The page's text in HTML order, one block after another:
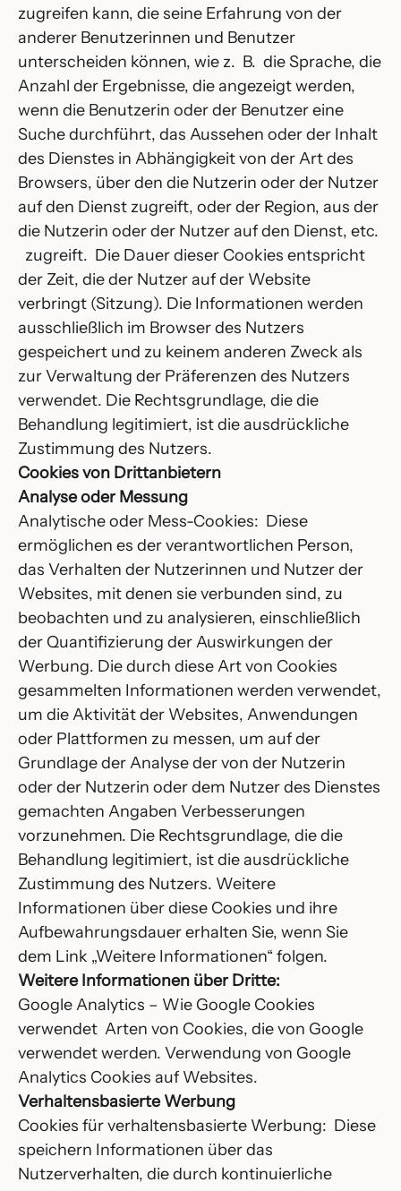
zugreifen kann, die seine Erfahrung von der
anderer Benutzerinnen und Benutzer
unterscheiden können, wie z. B. die Sprache, die
Anzahl der Ergebnisse, die angezeigt werden,
wenn die Benutzerin oder der Benutzer eine
Suche durchführt, das Aussehen oder der Inhalt
des Dienstes in Abhängigkeit von der Art des
Browsers, über den die Nutzerin oder der Nutzer
auf den Dienst zugreift, oder der Region, aus der
die Nutzerin oder der Nutzer auf den Dienst, etc.
zugreift. Die Dauer dieser Cookies entspricht
der Zeit, die der Nutzer auf der Website
verbringt (Sitzung). Die Informationen werden
ausschließlich im Browser des Nutzers
gespeichert und zu keinem anderen Zweck als
zur Verwaltung der Präferenzen des Nutzers
verwendet. Die Rechtsgrundlage, die die
Behandlung legitimiert, ist die ausdrückliche
Zustimmung des Nutzers.
Cookies von Drittanbietern
Analyse oder Messung
Analytische oder Mess-Cookies: Diese
ermöglichen es der verantwortlichen Person,
das Verhalten der Nutzerinnen und Nutzer der
Websites, mit denen sie verbunden sind, zu
beobachten und zu analysieren, einschließlich
der Quantifizierung der Auswirkungen der
Werbung. Die durch diese Art von Cookies
gesammelten Informationen werden verwendet,
um die Aktivität der Websites, Anwendungen
oder Plattformen zu messen, um auf der
Grundlage der Analyse der von der Nutzerin
oder der Nutzerin oder dem Nutzer des Dienstes
gemachten Angaben Verbesserungen
vorzunehmen. Die Rechtsgrundlage, die die
Behandlung legitimiert, ist die ausdrückliche
Zustimmung des Nutzers. Weitere
Informationen über diese Cookies und ihre
Aufbewahrungsdauer erhalten Sie, wenn Sie
dem Link „Weitere Informationen“ folgen.
Weitere Informationen über Dritte:
Google Analytics – Wie Google Cookies
verwendet Arten von Cookies, die von Google
verwendet werden. Verwendung von Google
Analytics Cookies auf Websites.
Verhaltensbasierte Werbung
Cookies für verhaltensbasierte Werbung: Diese
speichern Informationen über das
Nutzerverhalten, die durch kontinuierliche